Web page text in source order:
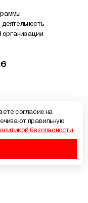
организации
согласие на
правильную
безопасности